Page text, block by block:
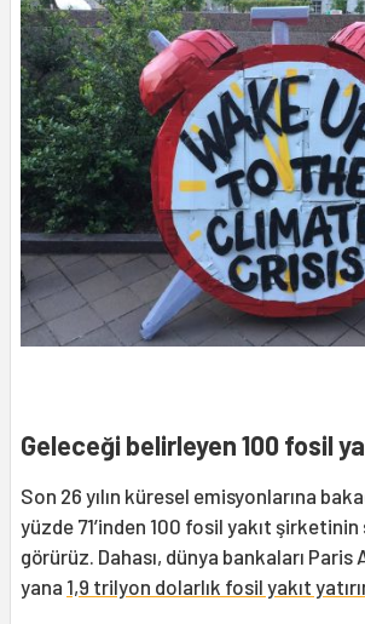
Geleceği belirleyen 100 fosil
Son 26 yılın küresel emisyonlarına
yüzde 71’inden 100 fosil yakıt
görürüz. Dahası, dünya bankaları Paris
yana 1,9 trilyon dolarlık fosil yakıt